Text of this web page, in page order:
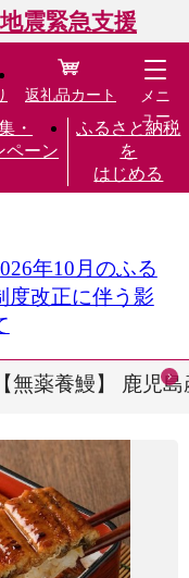
震緊急支援
・
ペーン
ふるさと納税
を
はじめる
返礼品カート
メニ
ュー
年10月のふる
度改正に伴う影
【無薬養鰻】 鹿児